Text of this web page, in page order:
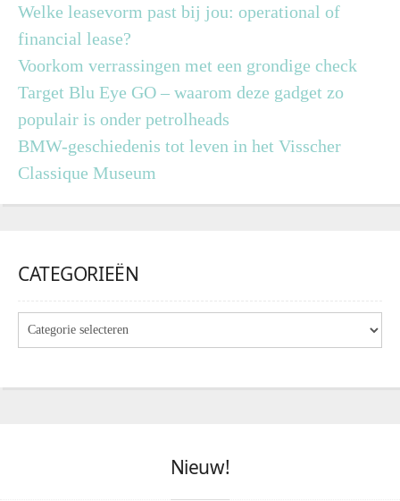
Welke leasevorm past bij jou: operational of
financial lease?
Voorkom verrassingen met een grondige check
Target Blu Eye GO – waarom deze gadget zo
populair is onder petrolheads
BMW-geschiedenis tot leven in het Visscher
Classique Museum
CATEGORIEËN
Nieuw!